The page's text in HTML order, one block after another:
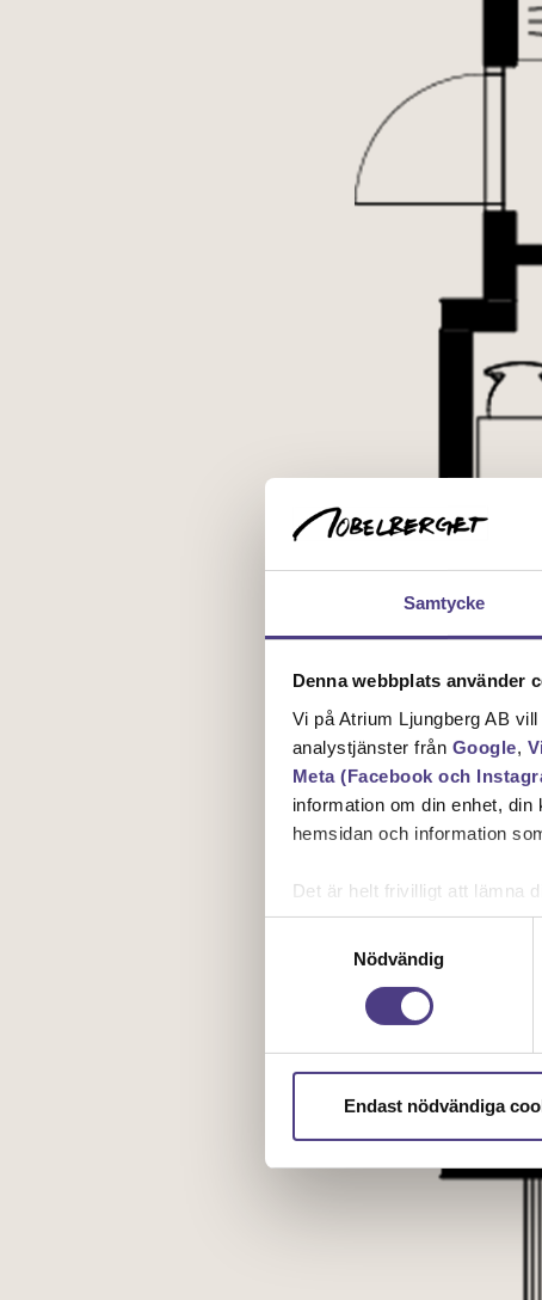
Samtycke
Denna webbplats använder
Vi på Atrium Ljungberg AB
analystjänster från Google,
Meta (Facebook och
information om din enhet,
hemsidan och information
Det är helt frivilligt att lämna
kontrollera vilka cookies vi
Nödvändig
Endast nödvändiga